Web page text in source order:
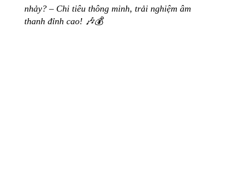
nhảy? – Chi tiêu thông minh, trải nghiệm âm
thanh đỉnh cao! 🎶💰